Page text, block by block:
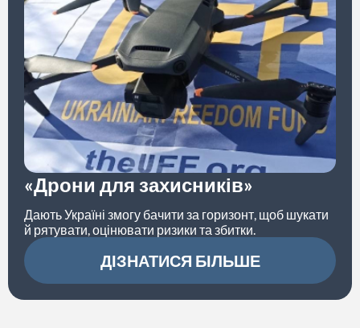
«Дрони для захисників»
Дають Україні змогу бачити за горизонт, щоб шукати
й рятувати, оцінювати ризики та збитки.
ДІЗНАТИСЯ БІЛЬШЕ